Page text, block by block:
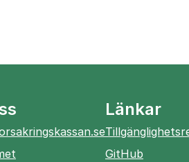
Länkar
GitHub
öppnas